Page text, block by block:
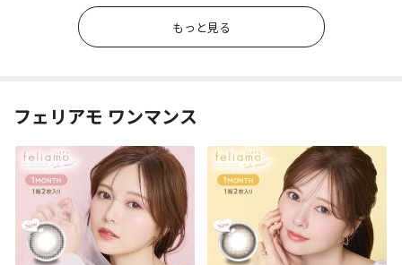
もっと見る
フェリアモ ワンマンス